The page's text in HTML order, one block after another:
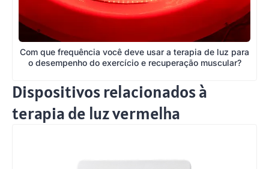
Com que frequência você deve usar a terapia de luz para
o desempenho do exercício e recuperação muscular?
Dispositivos relacionados à
terapia de luz vermelha